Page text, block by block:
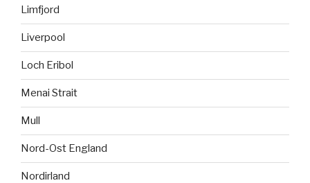
Limfjord
Liverpool
Loch Eribol
Menai Strait
Mull
Nord-Ost England
Nordirland